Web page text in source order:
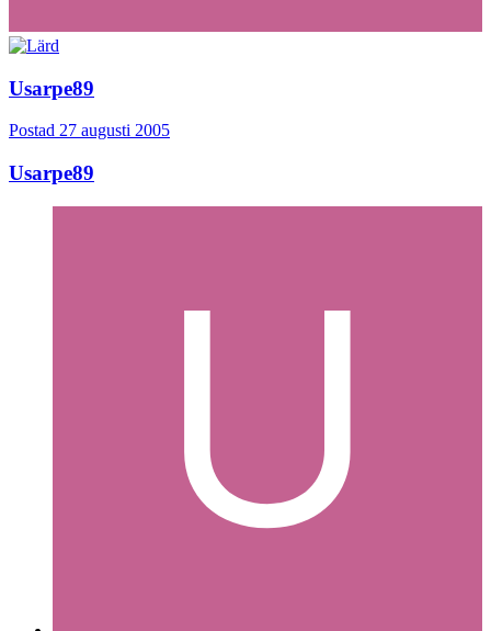
Usarpe89
Postad 27 augusti 2005
Usarpe89